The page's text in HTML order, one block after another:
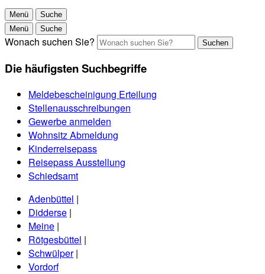
Menü
Suche
Menü
Suche
Wonach suchen Sie? Suchen
Die häufigsten Suchbegriffe
Meldebescheinigung Erteilung
Stellenausschreibungen
Gewerbe anmelden
Wohnsitz Abmeldung
Kinderreisepass
Reisepass Ausstellung
Schiedsamt
Adenbüttel |
Didderse |
Meine |
Rötgesbüttel |
Schwülper|
Vordorf